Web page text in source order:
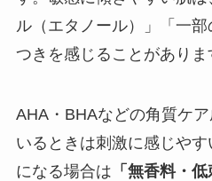
ル（エタノール）」「一
つきを感じることがありま
AHA・BHAなどの角質ケ
いるときは刺激に感じや
になる場合は 「無香料・低